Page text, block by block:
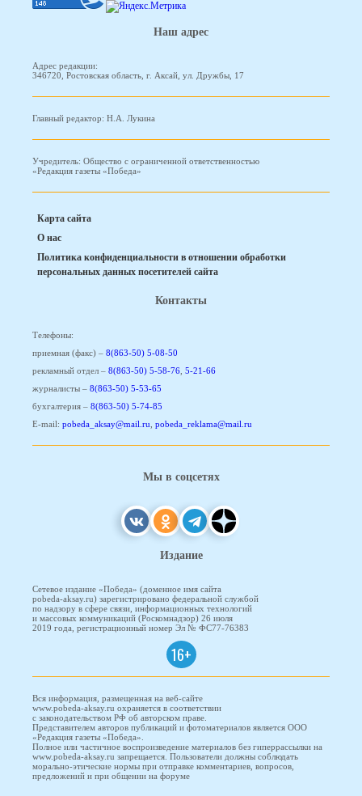
Наш адрес
Адрес редакции:
346720, Ростовская область, г. Аксай, ул. Дружбы, 17
Главный редактор: Н.А. Лукина
Учредитель: Общество с ограниченной ответственностью
«Редакция газеты «Победа»
Карта сайта
О нас
Политика конфиденциальности в отношении обработки
персональных данных посетителей сайта
Контакты
Телефоны:
приемная (факс) – 8(863-50) 5-08-50
рекламный отдел – 8(863-50) 5-58-76 5-21-66
журналисты – 8(863-50) 5-53-65
бухгалтерия – 8(863-50) 5-74-85
E-mail: pobeda_aksay@mail.ru pobeda_reklama@mail.ru
Мы в соцсетях
Издание
Сетевое издание «Победа» (доменное имя сайта
pobeda-aksay.ru) зарегистрировано федеральной службой
по надзору в сфере связи, информационных технологий
и массовых коммуникаций (Роскомнадзор) 26 июля
2019 года, регистрационный номер Эл № ФС77-76383
16+
Вся информация, размещенная на веб-сайте
www.pobeda-aksay.ru охраняется в соответствии
с законодательством РФ об авторском праве.
Представителем авторов публикаций и фотоматериалов является ООО
«Редакция газеты «Победа».
Полное или частичное воспроизведение материалов без гиперрассылки на
www.pobeda-aksay.ru запрещается. Пользователи должны соблюдать
морально-этические нормы при отправке комментариев, вопросов,
предложений и при общении на форуме